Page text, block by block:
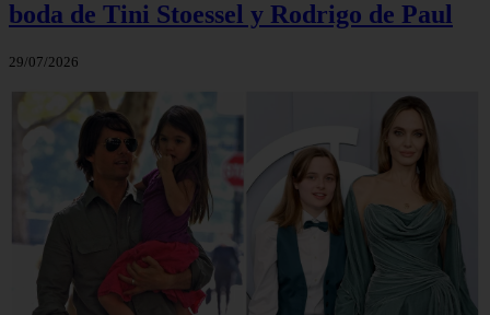
boda de Tini Stoessel y Rodrigo de Paul
29/07/2026